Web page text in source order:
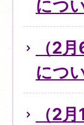
につ
（2
につ
（2